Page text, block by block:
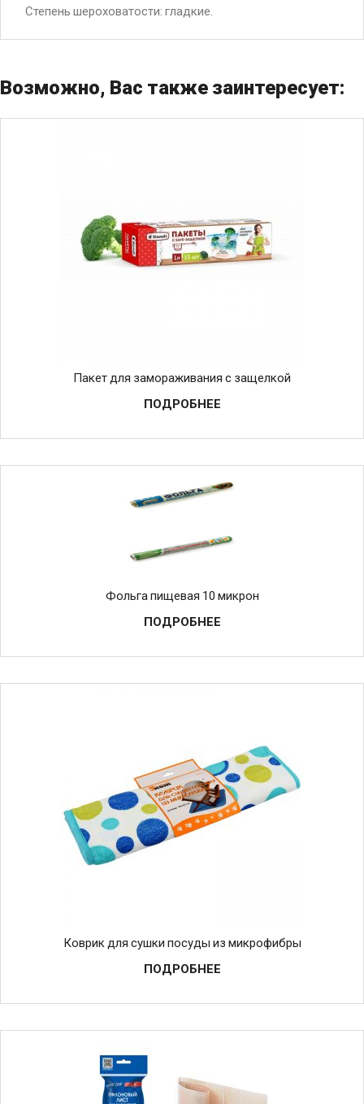
Степень шероховатости: гладкие.
Возможно, Вас также заинтересует:
Пакет для замораживания с защелкой
ПОДРОБНЕЕ
Фольга пищевая 10 микрон
ПОДРОБНЕЕ
Коврик для сушки посуды из микрофибры
ПОДРОБНЕЕ